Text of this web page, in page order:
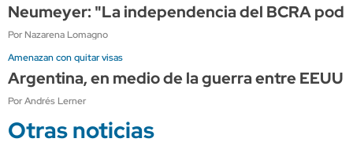
Neumeyer: "La independencia del BCRA
Por Nazarena Lomagno
Amenazan con quitar visas
Argentina, en medio de la guerra entre EEUU
Por Andrés Lerner
Otras noticias